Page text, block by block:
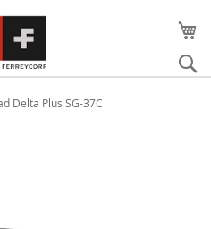
Delta Plus SG-37C